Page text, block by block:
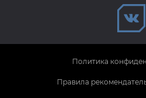
Политика
Правила